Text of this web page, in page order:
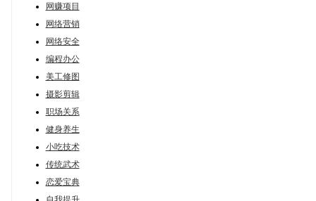
网赚项目
网络营销
网络安全
编程办公
美工修图
摄影剪辑
职场关系
健身养生
小吃技术
传统武术
恋爱宝典